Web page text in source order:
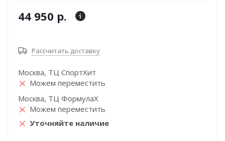
44 950 р.
Рассчитать доставку
Москва, ТЦ СпортХит
Можем переместить
Москва, ТЦ ФормулаХ
Можем переместить
Уточняйте наличие